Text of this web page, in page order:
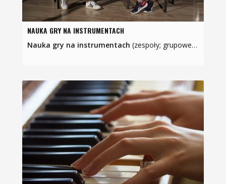
NAUKA GRY NA INSTRUMENTACH
Nauka gry na instrumentach (zespoły; grupowe i indywidualne: gitara elektryczna, basowa, ukulele)